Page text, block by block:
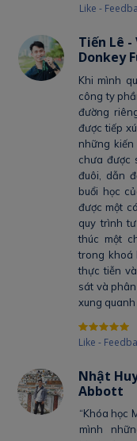
Like -
Khi mình
công ty
đường
được tiếp
những
chưa được
đuôi, dẫn
buổi học
được một
quy trình
thúc một
trong khoá
thực tiễn
sát và
xung quanh
Tiến Lê
Donkey
Like -
“Khóa học
mình
Nhật
Abbott